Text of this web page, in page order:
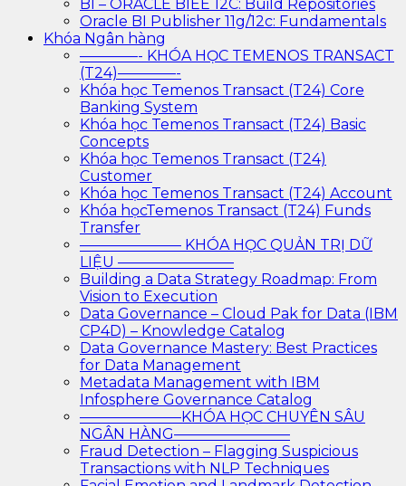
BI – ORACLE BIEE 12C: Build Repositories
Oracle BI Publisher 11g/12c: Fundamentals
Khóa Ngân hàng
————- KHÓA HỌC TEMENOS TRANSACT
(T24)————-
Khóa học Temenos Transact (T24) Core
Banking System
Khóa học Temenos Transact (T24) Basic
Concepts
Khóa học Temenos Transact (T24)
Customer
Khóa học Temenos Transact (T24) Account
Khóa họcTemenos Transact (T24) Funds
Transfer
——————— KHÓA HỌC QUẢN TRỊ DỮ
LIỆU ————————
Building a Data Strategy Roadmap: From
Vision to Execution
Data Governance – Cloud Pak for Data (IBM
CP4D) – Knowledge Catalog
Data Governance Mastery: Best Practices
for Data Management
Metadata Management with IBM
Infosphere Governance Catalog
———————KHÓA HỌC CHUYÊN SÂU
NGÂN HÀNG————————
Fraud Detection – Flagging Suspicious
Transactions with NLP Techniques